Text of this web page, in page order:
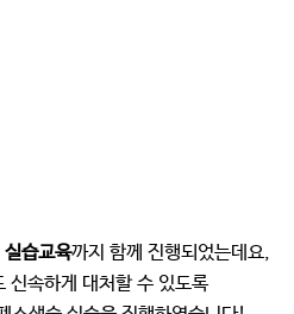
실습교육까지 함께 진행되었는데요,
신속하게 대처할 수 있도록